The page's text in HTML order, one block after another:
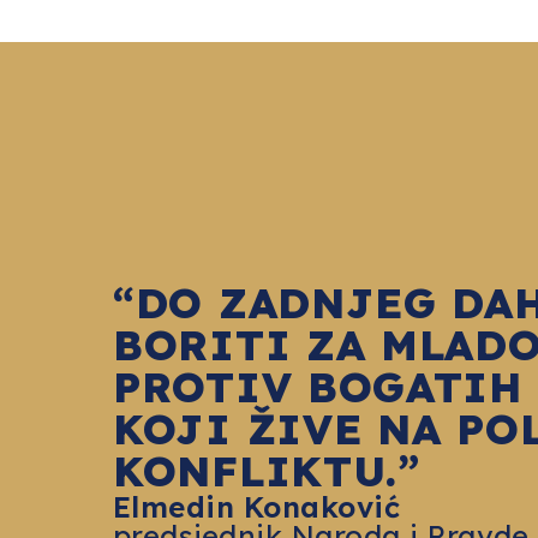
“DO ZADNJEG
BORITI ZA
PROTIV BOGATIH
KOJI ŽIVE NA
KONFLIKTU.”
Elmedin Konaković